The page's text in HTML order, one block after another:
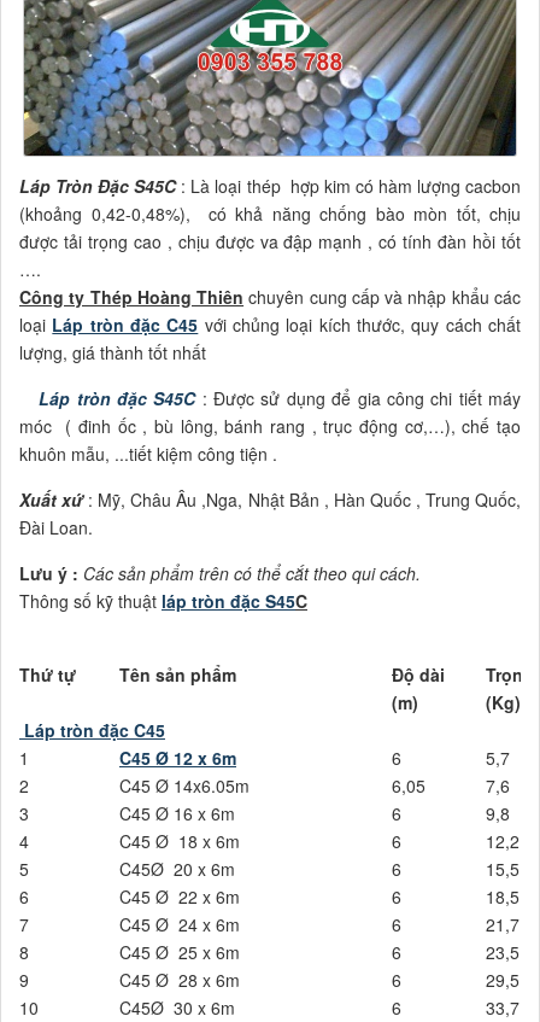
Láp Tròn Đặc S45C: Là loại thép hợp kim có hàm lượng cacbon
(khoảng 0,42-0,48%), có khả năng chống bào mòn tốt, chịu
được tải trọng cao , chịu được va đập mạnh , có tính đàn hồi tốt
….
Công ty Thép Hoàng Thiên chuyên cung cấp và nhập khẩu các
loại Láp tròn đặc C45 với chủng loại kích thước, quy cách chất
lượng, giá thành tốt nhất
Láp tròn đặc S45C : Được sử dụng để gia công chi tiết máy
móc ( đinh ốc , bù lông, bánh rang , trục động cơ,…), chế tạo
khuôn mẫu, ...tiết kiệm công tiện .
Xuất xứ: Mỹ, Châu Âu ,Nga, Nhật Bản , Hàn Quốc , Trung Quốc,
Đài Loan.
Lưu ý : Các sản phẩm trên có thể cắt theo qui cách.
Thông số kỹ thuật láp tròn đặc S45C
Thứ tự Tên sản phẩm Độ dài
(m)
(Kg)
Láp tròn đặc C45
1
C45 Ø 12 x 6m 6
5,7
2
C45 Ø 14x6.05m 6,05
7,6
3
C45 Ø 16 x 6m 6
9,8
4
C45 Ø 18 x 6m 6
12,2
5
C45Ø 20 x 6m 6
15,5
6
C45 Ø 22 x 6m 6
18,5
7
C45 Ø 24 x 6m 6
21,7
8
C45 Ø 25 x 6m 6
23,5
9
C45 Ø 28 x 6m 6
29,5
10
C45Ø 30 x 6m 6
33,7